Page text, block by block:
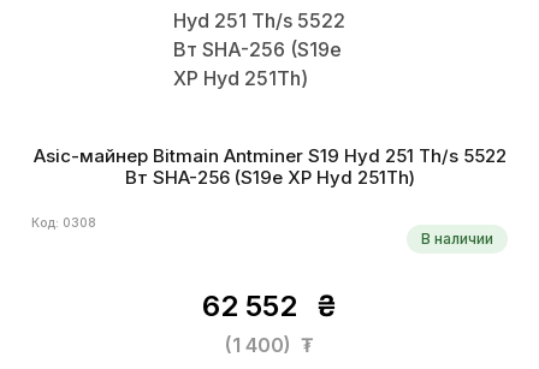
Asic-майнер Bitmain Antminer S19 Hyd 251 Th/s 5522
Вт SHA-256 (S19e XP Hyd 251Th)
Код: 0308
В наличии
62 552 ₴
(1 400) ₮